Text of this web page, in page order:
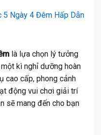
5 Ngày 4 Đêm Hấp Dẫn
là lựa chọn lý tưởng
kì nghỉ dưỡng hoàn
cao cấp, phong cảnh
động vui chơi giải trí
sẽ mang đến cho bạn